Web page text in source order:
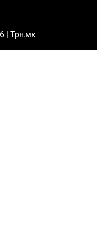
| Трн.мк